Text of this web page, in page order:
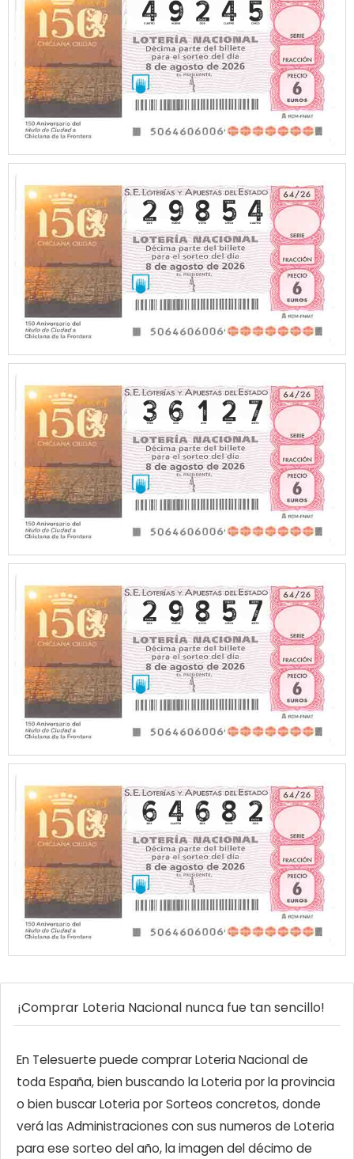
¡Comprar Loteria Nacional nunca fue tan sencillo!
En Telesuerte puede comprar Loteria Nacional de
toda España, bien buscando la Loteria por la provincia
o bien buscar Loteria por Sorteos concretos, donde
verá las Administraciones con sus numeros de Loteria
para ese sorteo del año, la imagen del décimo de